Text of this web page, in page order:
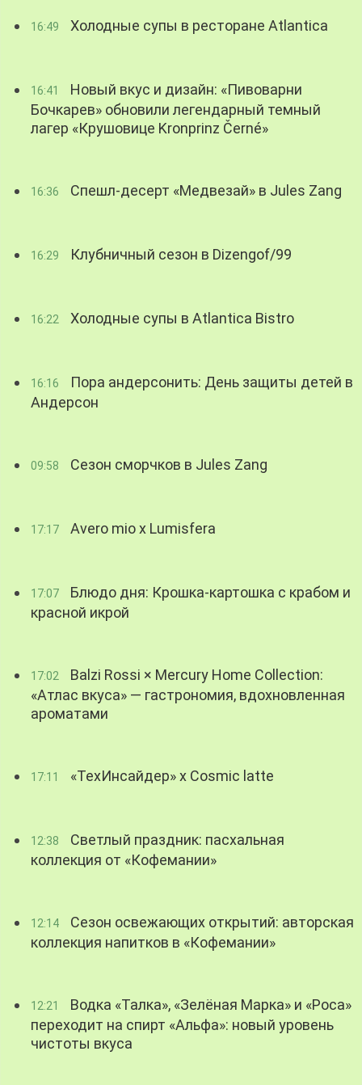
16:49 Холодные супы в ресторане Atlantica
16:41
Новый вкус и дизайн: «Пивоварни
Бочкарев» обновили легендарный темный
лагер «Крушовице Kronprinz Černé»
16:36 Спешл-десерт «Медвезай» в Jules Zang
16:29 Клубничный сезон в Dizengof/99
16:22 Холодные супы в Atlantica Bistro
16:16
Пора андерсонить: День защиты детей в
Андерсон
09:58 Сезон сморчков в Jules Zang
17:17 Avero mio x Lumisfera
17:07
Блюдо дня: Крошка-картошка с крабом и
красной икрой
17:02
Balzi Rossi × Mercury Home Collection:
«Атлас вкуса» — гастрономия, вдохновленная
ароматами
17:11 «ТехИнсайдер» х Cosmic latte
12:38
Светлый праздник: пасхальная
коллекция от «Кофемании»
12:14
Сезон освежающих открытий: авторская
коллекция напитков в «Кофемании»
12:21
Водка «Талка», «Зелёная Марка» и «Роса»
переходит на спирт «Альфа»: новый уровень
чистоты вкуса